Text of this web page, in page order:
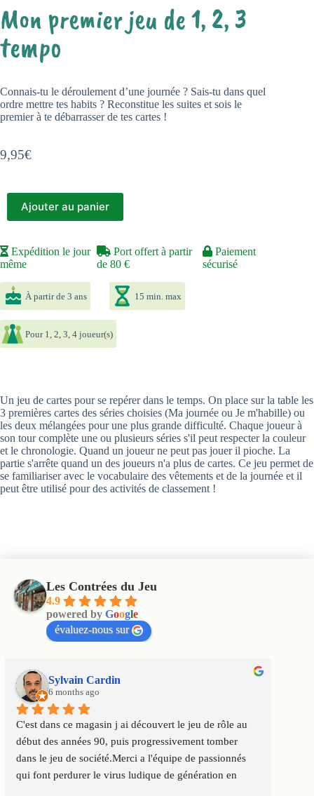
Mon premier jeu de 1, 2, 3
tempo
9,95€
Connais-tu le déroulement d’une journée ? Sais-tu dans quel
ordre mettre tes habits ? Reconstitue les suites et sois le
premier à te débarrasser de tes cartes !
Ajouter au panier
Expédition le jour
même
Port offert à partir
de 80 €
Paiement
sécurisé
À partir de 3 ans 15 min. max
Pour 1, 2, 3, 4 joueur(s)
Un jeu de cartes pour se repérer dans le temps. On place sur la table les
3 premières cartes des séries choisies (Ma journée ou Je m'habille) ou
les deux mélangées pour une plus grande difficulté. Chaque joueur à
son tour complète une ou plusieurs séries s'il peut respecter la couleur
et le chronologie. Quand un joueur ne peut pas jouer il pioche. La
partie s'arrête quand un des joueurs n'a plus de cartes. Ce jeu permet de
se familiariser avec le vocabulaire des vêtements et de la journée et il
peut être utilisé pour des activités de classement !
Les Contrées du Jeu
4.9
powered by Google
évaluez-nous sur
Sylvain Cardin
6 months ago
C'est dans ce magasin j ai découvert le jeu de rôle au
début des années 90, puis progressivement tomber
dans le jeu de société.Merci a l'équipe de passionnés
qui font perdurer le virus ludique de génération en